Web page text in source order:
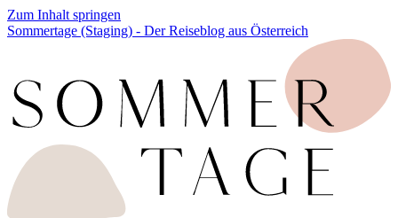
Zum Inhalt springen
Sommertage (Staging) - Der Reiseblog aus Österreich